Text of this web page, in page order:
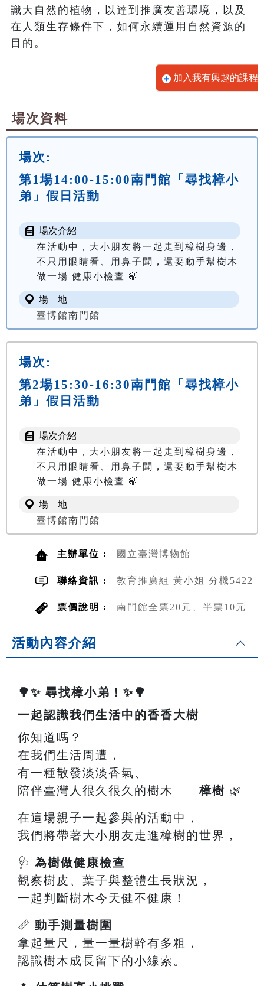
識大自然的植物，以達到推廣友善環境，以及
在人類生存條件下，如何永續運用自然資源的
目的。
加入我有興趣的課程
場次資料
場次:
第1場14:00-15:00南門館「尋找樟小
弟」假日活動
場次介紹
在活動中，大小朋友將一起走到樟樹身邊，
不只用眼睛看、用鼻子聞，還要動手幫樹木
做一場 健康小檢查 🍃
場 地
臺博館南門館
場次:
第2場15:30-16:30南門館「尋找樟小
弟」假日活動
場次介紹
在活動中，大小朋友將一起走到樟樹身邊，
不只用眼睛看、用鼻子聞，還要動手幫樹木
做一場 健康小檢查 🍃
場 地
臺博館南門館
主辦單位 : 國立臺灣博物館
聯絡資訊 : 教育推廣組 黃小姐 分機5422
票價說明 : 南門館全票20元、半票10元
活動內容介紹
🌳✨ 尋找樟小弟！✨🌳
一起認識我們生活中的香香大樹
你知道嗎？
在我們生活周遭，
有一種散發淡淡香氣、
陪伴臺灣人很久很久的樹木——樟樹 🌿
在這場親子一起參與的活動中，
我們將帶著大小朋友走進樟樹的世界，
🩺 為樹做健康檢查
觀察樹皮、葉子與整體生長狀況，
一起判斷樹木今天健不健康！
📏 動手測量樹圍
拿起量尺，量一量樹幹有多粗，
認識樹木成長留下的小線索。